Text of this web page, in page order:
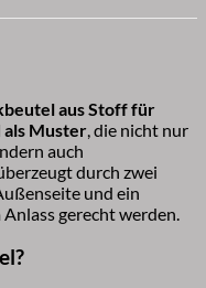
aus Stoff für
als Muster, die nicht nur
auch
durch zwei
und ein
gerecht werden.